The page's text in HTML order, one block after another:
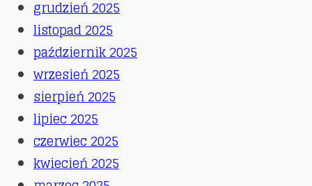
grudzień 2025
listopad 2025
październik 2025
wrzesień 2025
sierpień 2025
lipiec 2025
czerwiec 2025
kwiecień 2025